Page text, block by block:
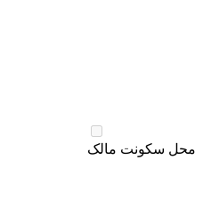
محل سکونت مالک